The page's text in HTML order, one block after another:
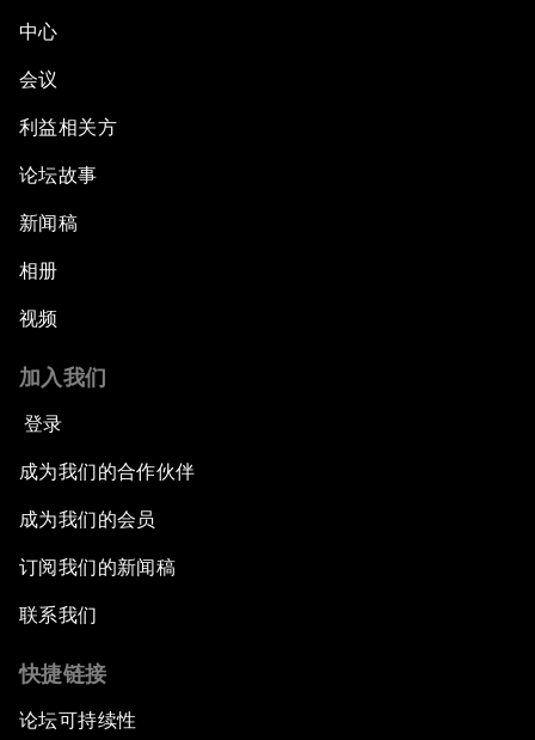
中心
会议
利益相关方
论坛故事
新闻稿
相册
视频
加入我们
登录
成为我们的合作伙伴
成为我们的会员
订阅我们的新闻稿
联系我们
快捷链接
论坛可持续性